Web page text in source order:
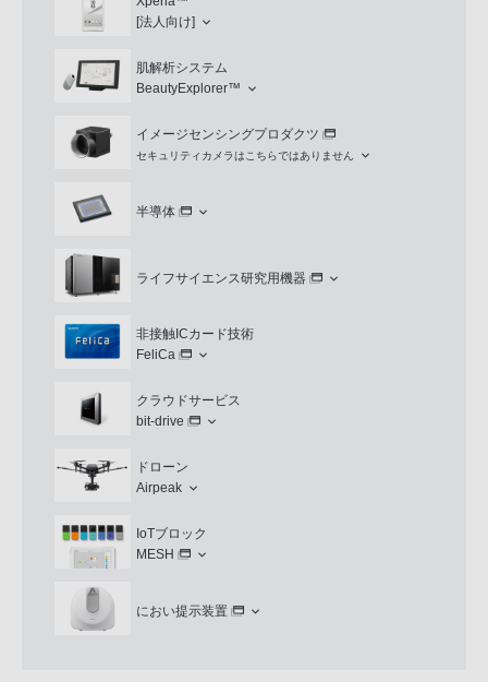
[法人向け]
肌解析システム
BeautyExplorer™
イメージセンシングプロダクツ
セキュリティカメラはこちらではありません
半導体
ライフサイエンス研究用機器
非接触ICカード技術
FeliCa
クラウドサービス
bit-drive
ドローン
Airpeak
IoTブロック
MESH
におい提示装置